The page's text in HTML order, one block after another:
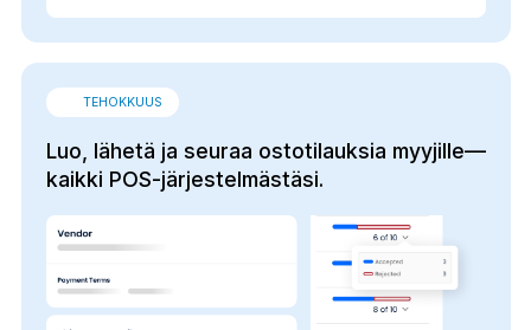
TEHOKKUUS
Luo, lähetä ja seuraa ostotilauksia myyjille—
kaikki POS-järjestelmästäsi.